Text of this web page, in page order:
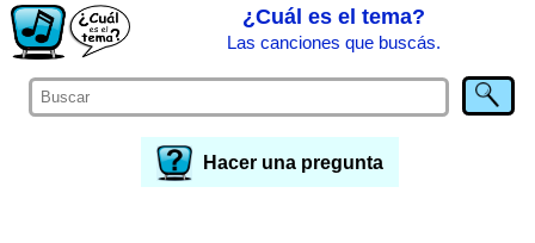
¿Cuál es el tema?
Las canciones que buscás.
Hacer una pregunta